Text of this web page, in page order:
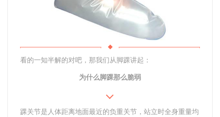
看的一知半解的对吧，那我们从脚踝讲起：
为什么脚踝那么脆弱
踝关节是人体距离地面最近的负重关节，站立时全身重量均